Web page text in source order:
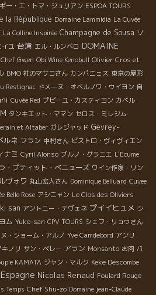
ギー・エ・トマ・ジュリアン ESPOA TOURS
la République Domaine Lammidia La Cuvée
La Colline Inspirée Champagne de Sousa ソ
ユ 台湾 エル・ルンベロ DOMAINE
Chef Gwen Obi Wine Kenobull Olivier Cros et
BMO 社のマサコさん カンパニェス 東京の屋形
Restignac ドメーヌ・オベルノワ・ウイヨン 自
Cuvée Red プピーユ・カスティヨン カベル
タンキエット・ママン セロス・ミレジム
et Altaber ガレジャッド Gevrey-
ルネ フラン 中村さん ビストロ・ヴィヴィエン
ナミ Cyril Alonso ブルノ・グラニエ L'Ecume
・プティット・べニューズ ワイン作家・リン
ヴォワ 丸山宏人さん Dominique Belluard Cuvee
Belle Rose アシニャン Le Clos des Oliviers
san アントニー・テヴェネ プイイヒュメ シ
ム Yuko-san CPV TOURS シェフ・リョウさん
・ショーム・アルノ Yve Camdebord アンリ
ノリ サン・ペレー アラン Monsanto お肉 パ
KAMATA ジャン・マルク Keke Descombe
Espagne Nicolas Renaud Foulard Rouge
Temps Chef Shu-zo Domaine jean-Claude